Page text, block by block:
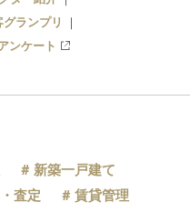
グランプリ
ンケート
新築一戸建て
査定
賃貸管理